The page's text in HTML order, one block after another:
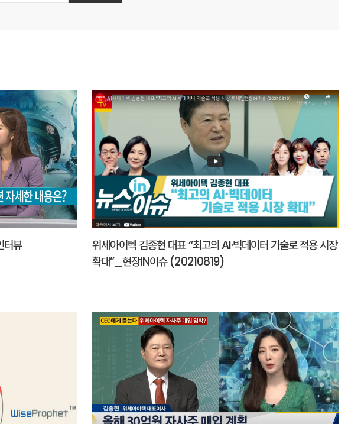
터뷰
위세아이텍 김종현 대표 “최고의 AI·빅데이터 기술로 적용 시장
확대”_현장IN이슈 (20210819)